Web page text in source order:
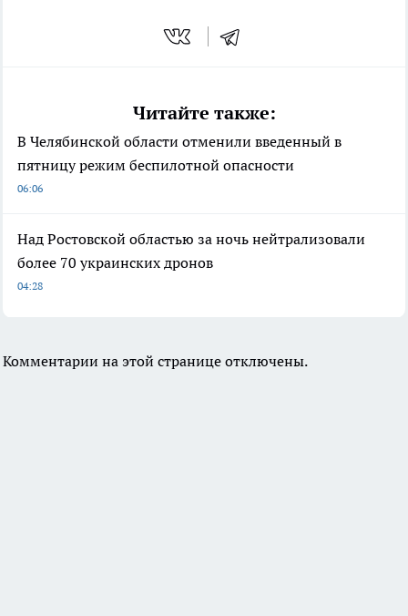
Читайте также:
В Челябинской области отменили введенный в
пятницу режим беспилотной опасности
06:06
Над Ростовской областью за ночь нейтрализовали
более 70 украинских дронов
04:28
Комментарии на этой странице отключены.